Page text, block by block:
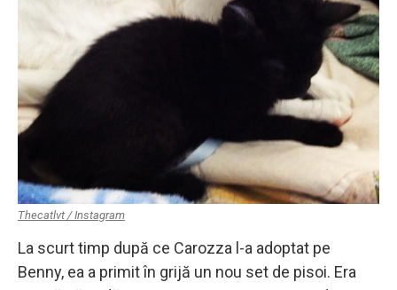
Thecatlvt / Instagram
La scurt timp după ce Carozza l-a adoptat pe
Benny, ea a primit în grijă un nou set de pisoi. Era